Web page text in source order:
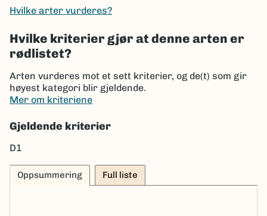
Hvilke arter vurderes?
Hvilke kriterier gjør at denne arten er
rødlistet?
Arten vurderes mot et sett kriterier, og de(t) som gir
høyest kategori blir gjeldende.
Mer om kriteriene
Gjeldende kriterier
D1
Oppsummering Full liste